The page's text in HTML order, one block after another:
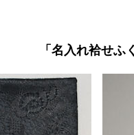
「名入れ袷せ